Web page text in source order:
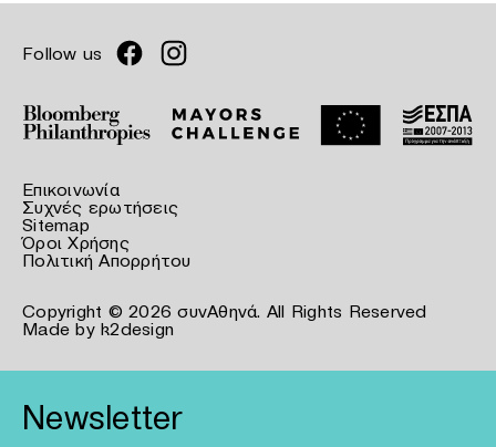
Follow us
Επικοινωνία
Συχνές ερωτήσεις
Sitemap
Όροι Χρήσης
Πολιτική Απορρήτου
Copyright © 2026 συνΑθηνά. All Rights Reserved
Made by k2design
Newsletter